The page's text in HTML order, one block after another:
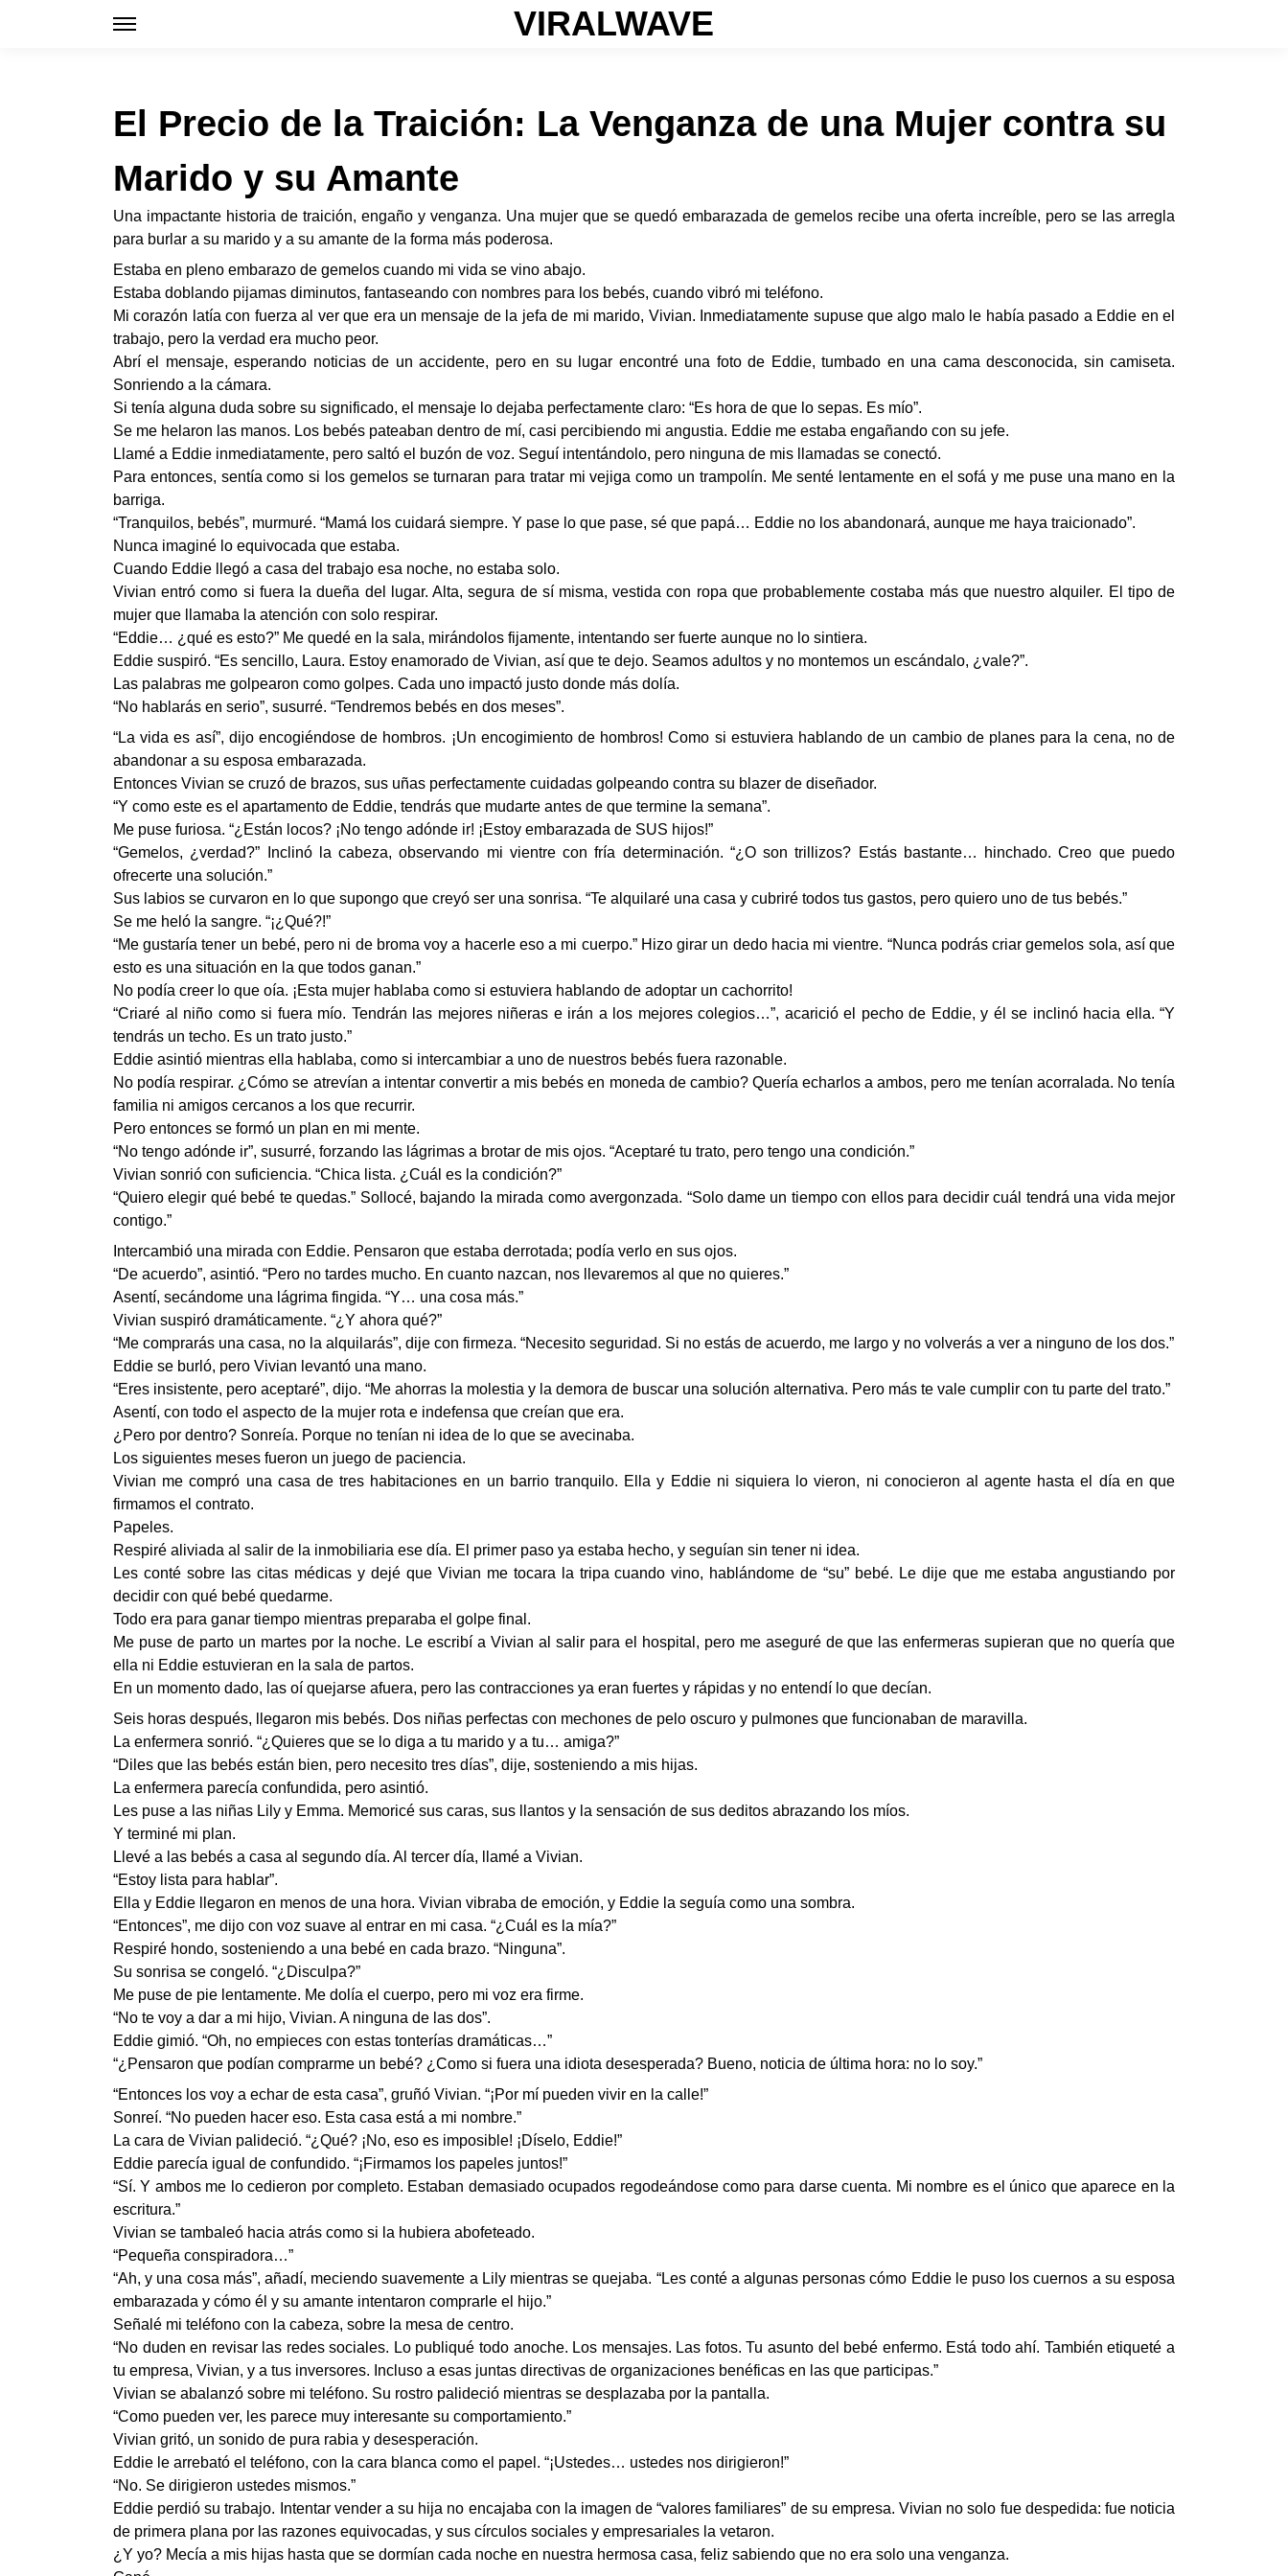
VIRALWAVE
El Precio de la Traición: La Venganza de una Mujer contra su
Marido y su Amante
Una impactante historia de traición, engaño y venganza. Una mujer que se quedó embarazada de gemelos recibe una oferta increíble, pero se las arregla
para burlar a su marido y a su amante de la forma más poderosa.
Estaba en pleno embarazo de gemelos cuando mi vida se vino abajo.
Estaba doblando pijamas diminutos, fantaseando con nombres para los bebés, cuando vibró mi teléfono.
Mi corazón latía con fuerza al ver que era un mensaje de la jefa de mi marido, Vivian. Inmediatamente supuse que algo malo le había pasado a Eddie en el
trabajo, pero la verdad era mucho peor.
Abrí el mensaje, esperando noticias de un accidente, pero en su lugar encontré una foto de Eddie, tumbado en una cama desconocida, sin camiseta.
Sonriendo a la cámara.
Si tenía alguna duda sobre su significado, el mensaje lo dejaba perfectamente claro: “Es hora de que lo sepas. Es mío”.
Se me helaron las manos. Los bebés pateaban dentro de mí, casi percibiendo mi angustia. Eddie me estaba engañando con su jefe.
Llamé a Eddie inmediatamente, pero saltó el buzón de voz. Seguí intentándolo, pero ninguna de mis llamadas se conectó.
Para entonces, sentía como si los gemelos se turnaran para tratar mi vejiga como un trampolín. Me senté lentamente en el sofá y me puse una mano en la
barriga.
“Tranquilos, bebés”, murmuré. “Mamá los cuidará siempre. Y pase lo que pase, sé que papá… Eddie no los abandonará, aunque me haya traicionado”.
Nunca imaginé lo equivocada que estaba.
Cuando Eddie llegó a casa del trabajo esa noche, no estaba solo.
Vivian entró como si fuera la dueña del lugar. Alta, segura de sí misma, vestida con ropa que probablemente costaba más que nuestro alquiler. El tipo de
mujer que llamaba la atención con solo respirar.
“Eddie… ¿qué es esto?” Me quedé en la sala, mirándolos fijamente, intentando ser fuerte aunque no lo sintiera.
Eddie suspiró. “Es sencillo, Laura. Estoy enamorado de Vivian, así que te dejo. Seamos adultos y no montemos un escándalo, ¿vale?”.
Las palabras me golpearon como golpes. Cada uno impactó justo donde más dolía.
“No hablarás en serio”, susurré. “Tendremos bebés en dos meses”.
“La vida es así”, dijo encogiéndose de hombros. ¡Un encogimiento de hombros! Como si estuviera hablando de un cambio de planes para la cena, no de
abandonar a su esposa embarazada.
Entonces Vivian se cruzó de brazos, sus uñas perfectamente cuidadas golpeando contra su blazer de diseñador.
“Y como este es el apartamento de Eddie, tendrás que mudarte antes de que termine la semana”.
Me puse furiosa. “¿Están locos? ¡No tengo adónde ir! ¡Estoy embarazada de SUS hijos!”
“Gemelos, ¿verdad?” Inclinó la cabeza, observando mi vientre con fría determinación. “¿O son trillizos? Estás bastante… hinchado. Creo que puedo
ofrecerte una solución.”
Sus labios se curvaron en lo que supongo que creyó ser una sonrisa. “Te alquilaré una casa y cubriré todos tus gastos, pero quiero uno de tus bebés.”
Se me heló la sangre. “¡¿Qué?!”
“Me gustaría tener un bebé, pero ni de broma voy a hacerle eso a mi cuerpo.” Hizo girar un dedo hacia mi vientre. “Nunca podrás criar gemelos sola, así que
esto es una situación en la que todos ganan.”
No podía creer lo que oía. ¡Esta mujer hablaba como si estuviera hablando de adoptar un cachorrito!
“Criaré al niño como si fuera mío. Tendrán las mejores niñeras e irán a los mejores colegios…”, acarició el pecho de Eddie, y él se inclinó hacia ella. “Y
tendrás un techo. Es un trato justo.”
Eddie asintió mientras ella hablaba, como si intercambiar a uno de nuestros bebés fuera razonable.
No podía respirar. ¿Cómo se atrevían a intentar convertir a mis bebés en moneda de cambio? Quería echarlos a ambos, pero me tenían acorralada. No tenía
familia ni amigos cercanos a los que recurrir.
Pero entonces se formó un plan en mi mente.
“No tengo adónde ir”, susurré, forzando las lágrimas a brotar de mis ojos. “Aceptaré tu trato, pero tengo una condición.”
Vivian sonrió con suficiencia. “Chica lista. ¿Cuál es la condición?”
“Quiero elegir qué bebé te quedas.” Sollocé, bajando la mirada como avergonzada. “Solo dame un tiempo con ellos para decidir cuál tendrá una vida mejor
contigo.”
Intercambió una mirada con Eddie. Pensaron que estaba derrotada; podía verlo en sus ojos.
“De acuerdo”, asintió. “Pero no tardes mucho. En cuanto nazcan, nos llevaremos al que no quieres.”
Asentí, secándome una lágrima fingida. “Y… una cosa más.”
Vivian suspiró dramáticamente. “¿Y ahora qué?”
“Me comprarás una casa, no la alquilarás”, dije con firmeza. “Necesito seguridad. Si no estás de acuerdo, me largo y no volverás a ver a ninguno de los dos.”
Eddie se burló, pero Vivian levantó una mano.
“Eres insistente, pero aceptaré”, dijo. “Me ahorras la molestia y la demora de buscar una solución alternativa. Pero más te vale cumplir con tu parte del trato.”
Asentí, con todo el aspecto de la mujer rota e indefensa que creían que era.
¿Pero por dentro? Sonreía. Porque no tenían ni idea de lo que se avecinaba.
Los siguientes meses fueron un juego de paciencia.
Vivian me compró una casa de tres habitaciones en un barrio tranquilo. Ella y Eddie ni siquiera lo vieron, ni conocieron al agente hasta el día en que
firmamos el contrato.
Papeles.
Respiré aliviada al salir de la inmobiliaria ese día. El primer paso ya estaba hecho, y seguían sin tener ni idea.
Les conté sobre las citas médicas y dejé que Vivian me tocara la tripa cuando vino, hablándome de “su” bebé. Le dije que me estaba angustiando por
decidir con qué bebé quedarme.
Todo era para ganar tiempo mientras preparaba el golpe final.
Me puse de parto un martes por la noche. Le escribí a Vivian al salir para el hospital, pero me aseguré de que las enfermeras supieran que no quería que
ella ni Eddie estuvieran en la sala de partos.
En un momento dado, las oí quejarse afuera, pero las contracciones ya eran fuertes y rápidas y no entendí lo que decían.
Seis horas después, llegaron mis bebés. Dos niñas perfectas con mechones de pelo oscuro y pulmones que funcionaban de maravilla.
La enfermera sonrió. “¿Quieres que se lo diga a tu marido y a tu… amiga?”
“Diles que las bebés están bien, pero necesito tres días”, dije, sosteniendo a mis hijas.
La enfermera parecía confundida, pero asintió.
Les puse a las niñas Lily y Emma. Memoricé sus caras, sus llantos y la sensación de sus deditos abrazando los míos.
Y terminé mi plan.
Llevé a las bebés a casa al segundo día. Al tercer día, llamé a Vivian.
“Estoy lista para hablar”.
Ella y Eddie llegaron en menos de una hora. Vivian vibraba de emoción, y Eddie la seguía como una sombra.
“Entonces”, me dijo con voz suave al entrar en mi casa. “¿Cuál es la mía?”
Respiré hondo, sosteniendo a una bebé en cada brazo. “Ninguna”.
Su sonrisa se congeló. “¿Disculpa?”
Me puse de pie lentamente. Me dolía el cuerpo, pero mi voz era firme.
“No te voy a dar a mi hijo, Vivian. A ninguna de las dos”.
Eddie gimió. “Oh, no empieces con estas tonterías dramáticas…”
“¿Pensaron que podían comprarme un bebé? ¿Como si fuera una idiota desesperada? Bueno, noticia de última hora: no lo soy.”
“Entonces los voy a echar de esta casa”, gruñó Vivian. “¡Por mí pueden vivir en la calle!”
Sonreí. “No pueden hacer eso. Esta casa está a mi nombre.”
La cara de Vivian palideció. “¿Qué? ¡No, eso es imposible! ¡Díselo, Eddie!”
Eddie parecía igual de confundido. “¡Firmamos los papeles juntos!”
“Sí. Y ambos me lo cedieron por completo. Estaban demasiado ocupados regodeándose como para darse cuenta. Mi nombre es el único que aparece en la
escritura.”
Vivian se tambaleó hacia atrás como si la hubiera abofeteado.
“Pequeña conspiradora…”
“Ah, y una cosa más”, añadí, meciendo suavemente a Lily mientras se quejaba. “Les conté a algunas personas cómo Eddie le puso los cuernos a su esposa
embarazada y cómo él y su amante intentaron comprarle el hijo.”
Señalé mi teléfono con la cabeza, sobre la mesa de centro.
“No duden en revisar las redes sociales. Lo publiqué todo anoche. Los mensajes. Las fotos. Tu asunto del bebé enfermo. Está todo ahí. También etiqueté a
tu empresa, Vivian, y a tus inversores. Incluso a esas juntas directivas de organizaciones benéficas en las que participas.”
Vivian se abalanzó sobre mi teléfono. Su rostro palideció mientras se desplazaba por la pantalla.
“Como pueden ver, les parece muy interesante su comportamiento.”
Vivian gritó, un sonido de pura rabia y desesperación.
Eddie le arrebató el teléfono, con la cara blanca como el papel. “¡Ustedes… ustedes nos dirigieron!”
“No. Se dirigieron ustedes mismos.”
Eddie perdió su trabajo. Intentar vender a su hija no encajaba con la imagen de “valores familiares” de su empresa. Vivian no solo fue despedida: fue noticia
de primera plana por las razones equivocadas, y sus círculos sociales y empresariales la vetaron.
¿Y yo? Mecía a mis hijas hasta que se dormían cada noche en nuestra hermosa casa, feliz sabiendo que no era solo una venganza.